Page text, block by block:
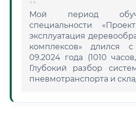
Мой период
специальности
эксплуатация
комплексов» длился
09.2024 года (1010
Глубокий разбор
пневмотранспорта и